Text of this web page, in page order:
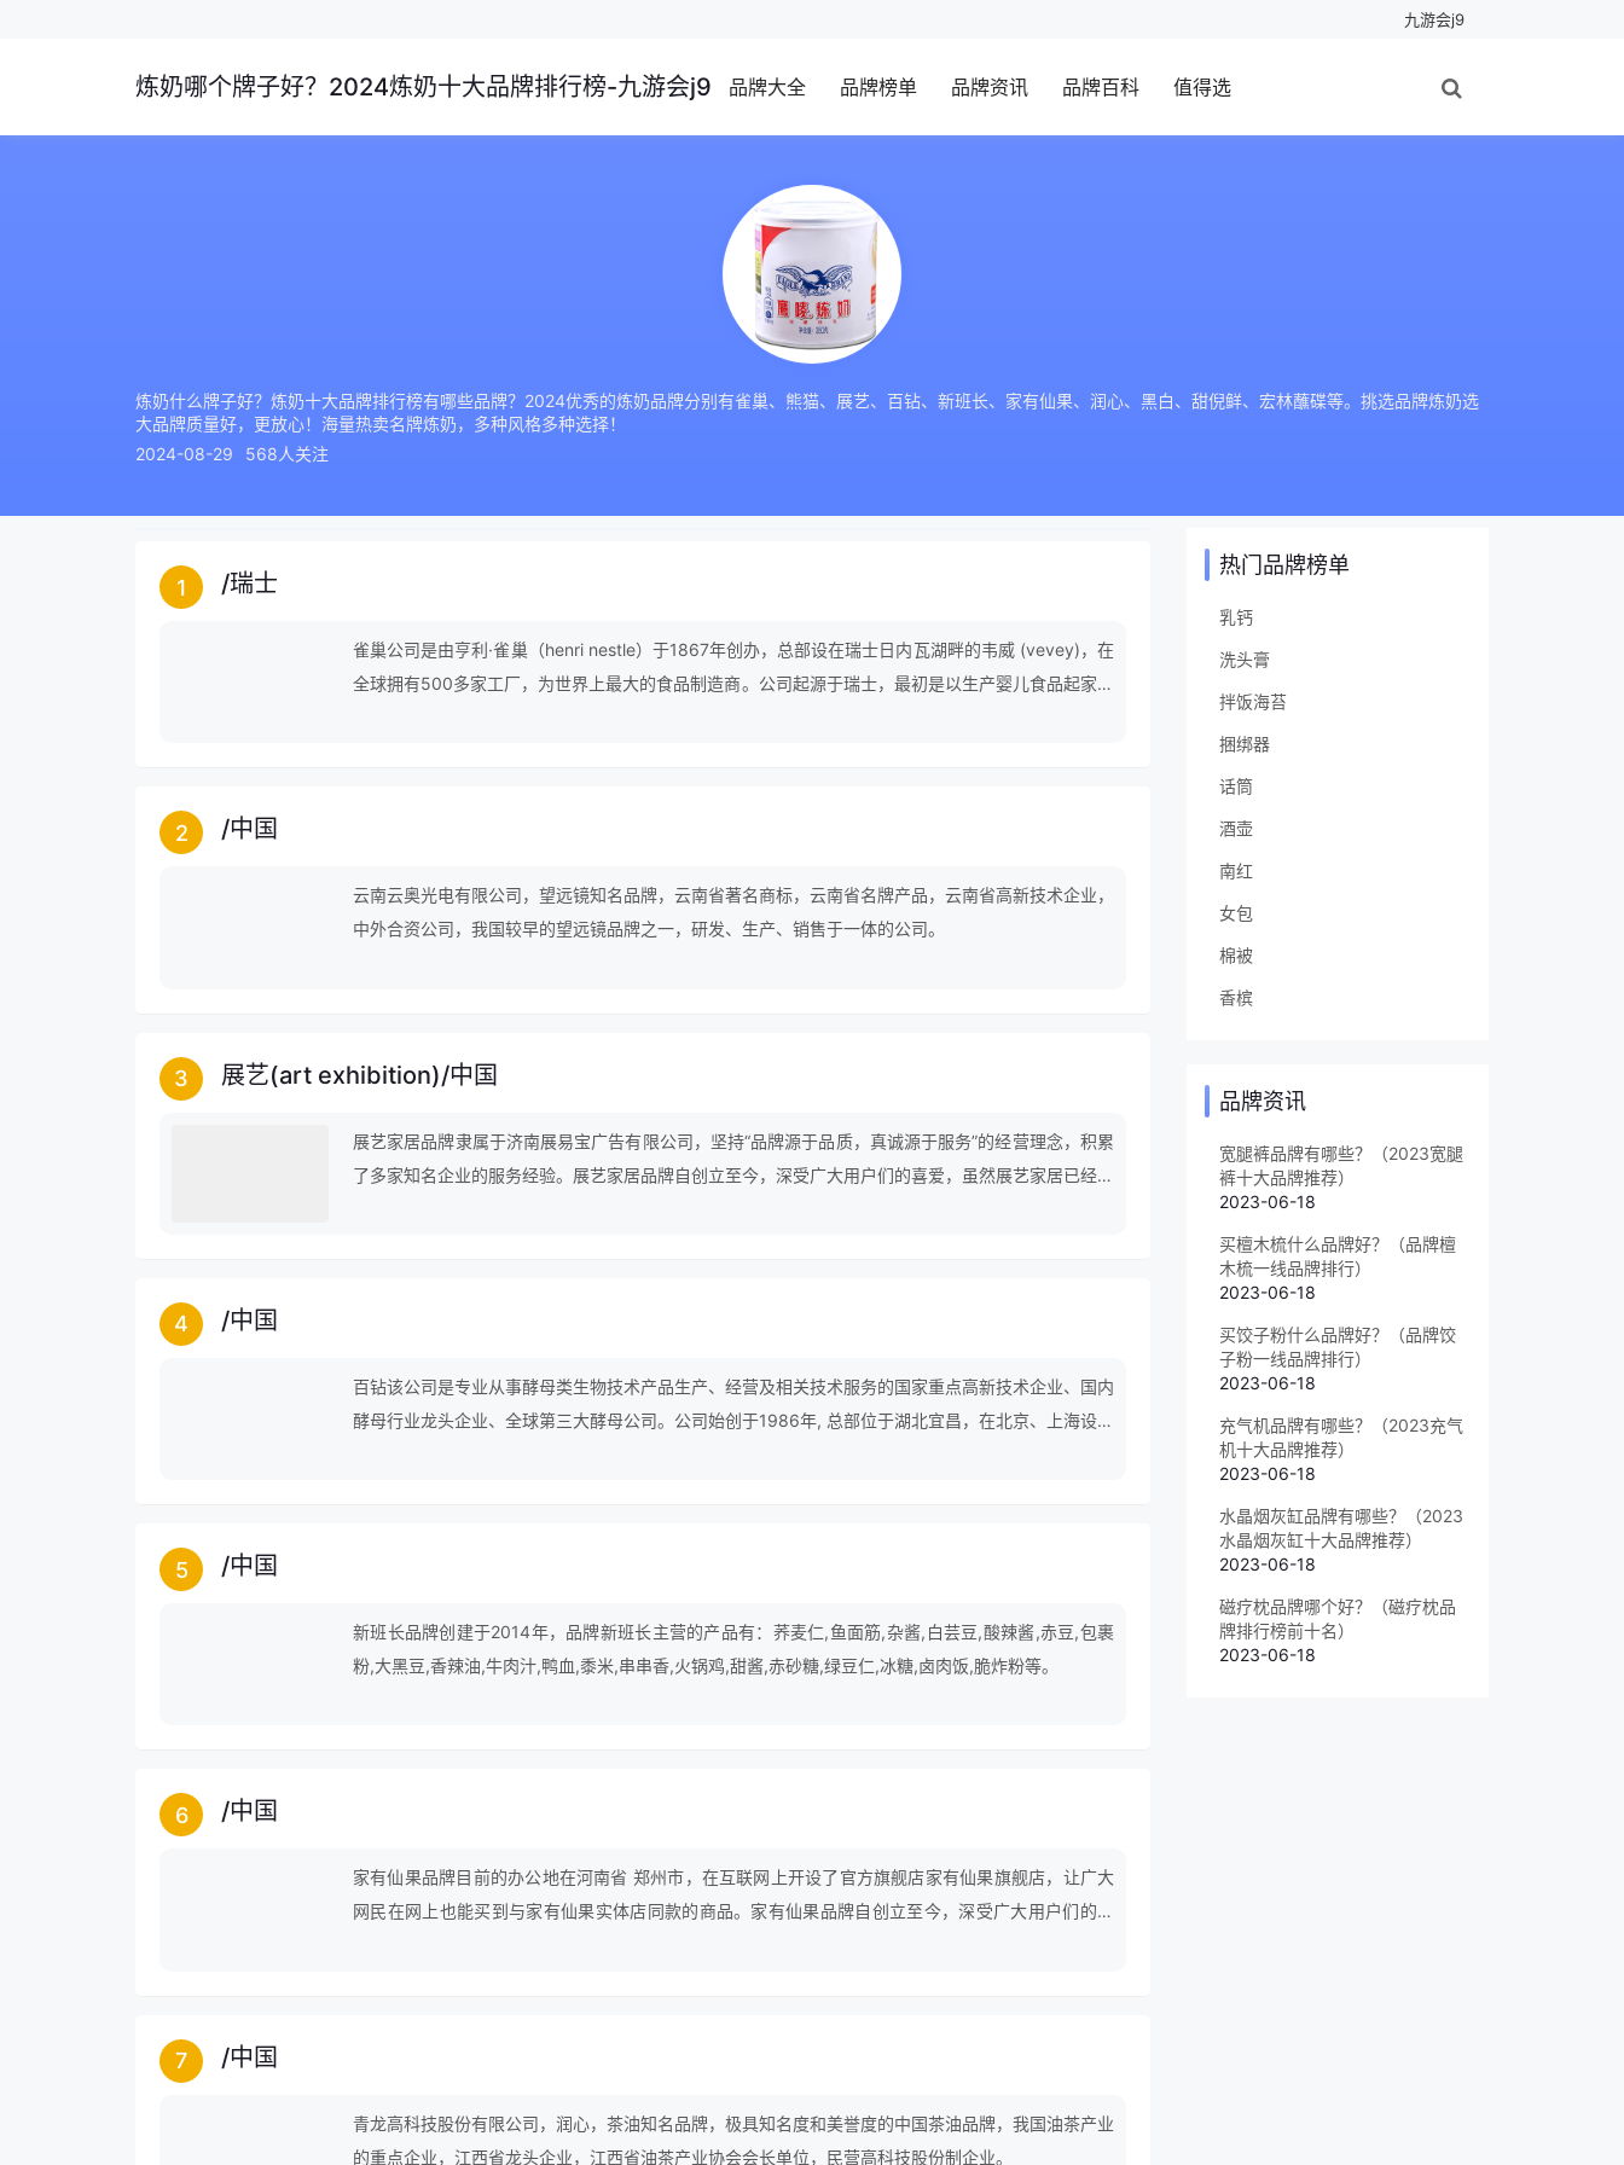
九游会j9
炼奶哪个牌子好？2024炼奶十大品牌排行榜-九游会j9 品牌大全 品牌榜单 品牌资讯 品牌百科 值得选
炼奶什么牌子好？炼奶十大品牌排行榜有哪些品牌？2024优秀的炼奶品牌分别有雀巢、熊猫、展艺、百钻、新班长、家有仙果、润心、黑白、甜倪鲜、宏林蘸碟等。挑选品牌炼奶选
大品牌质量好，更放心！海量热卖名牌炼奶，多种风格多种选择！
2024-08-29
568人关注
1 /瑞士
雀巢公司是由亨利·雀巢（henri nestle）于1867年创办，总部设在瑞士日内瓦湖畔的韦威 (vevey)，在
全球拥有500多家工厂，为世界上最大的食品制造商。公司起源于瑞士，最初是以生产婴儿食品起家，
2 /中国
云南云奥光电有限公司，望远镜知名品牌，云南省著名商标，云南省名牌产品，云南省高新技术企业，
中外合资公司，我国较早的望远镜品牌之一，研发、生产、销售于一体的公司。
3 展艺(art exhibition)/中国
展艺家居品牌隶属于济南展易宝广告有限公司，坚持“品牌源于品质，真诚源于服务”的经营理念，积累
了多家知名企业的服务经验。展艺家居品牌自创立至今，深受广大用户们的喜爱，虽然展艺家居已经取
4 /中国
百钻该公司是专业从事酵母类生物技术产品生产、经营及相关技术服务的国家重点高新技术企业、国内
酵母行业龙头企业、全球第三大酵母公司。公司始创于1986年, 总部位于湖北宜昌，在北京、上海设有
5 /中国
新班长品牌创建于2014年，品牌新班长主营的产品有：荞麦仁,鱼面筋,杂酱,白芸豆,酸辣酱,赤豆,包裹
粉,大黑豆,香辣油,牛肉汁,鸭血,黍米,串串香,火锅鸡,甜酱,赤砂糖,绿豆仁,冰糖,卤肉饭,脆炸粉等。
6 /中国
家有仙果品牌目前的办公地在河南省 郑州市，在互联网上开设了官方旗舰店家有仙果旗舰店，让广大
网民在网上也能买到与家有仙果实体店同款的商品。家有仙果品牌自创立至今，深受广大用户们的喜
7 /中国
青龙高科技股份有限公司，润心，茶油知名品牌，极具知名度和美誉度的中国茶油品牌，我国油茶产业
的重点企业，江西省龙头企业，江西省油茶产业协会会长单位，民营高科技股份制企业。
热门品牌榜单
乳钙
洗头膏
拌饭海苔
捆绑器
话筒
酒壶
南红
女包
棉被
香槟
品牌资讯
宽腿裤品牌有哪些？（2023宽腿
裤十大品牌推荐）
2023-06-18
买檀木梳什么品牌好？（品牌檀
木梳一线品牌排行）
2023-06-18
买饺子粉什么品牌好？（品牌饺
子粉一线品牌排行）
2023-06-18
充气机品牌有哪些？（2023充气
机十大品牌推荐）
2023-06-18
水晶烟灰缸品牌有哪些？（2023
水晶烟灰缸十大品牌推荐）
2023-06-18
磁疗枕品牌哪个好？（磁疗枕品
牌排行榜前十名）
2023-06-18